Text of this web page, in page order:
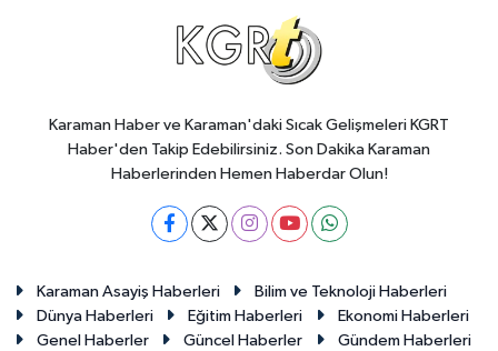
Karaman Haber ve Karaman'daki Sıcak Gelişmeleri KGRT
Haber'den Takip Edebilirsiniz. Son Dakika Karaman
Haberlerinden Hemen Haberdar Olun!
Karaman Asayiş Haberleri
Bilim ve Teknoloji Haberleri
Dünya Haberleri
Eğitim Haberleri
Ekonomi Haberleri
Genel Haberler
Güncel Haberler
Gündem Haberleri